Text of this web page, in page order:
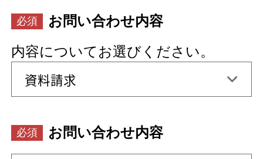
お問い合わせ内容
内容についてお選びください。
お問い合わせ内容